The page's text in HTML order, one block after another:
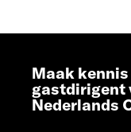
Maak kennis
gastdirigent
Nederlands